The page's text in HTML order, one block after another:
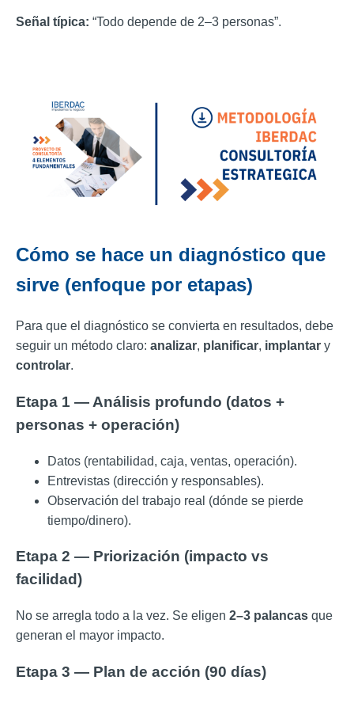
Señal típica: “Todo depende de 2–3 personas”.
Cómo se hace un diagnóstico que
sirve (enfoque por etapas)
Para que el diagnóstico se convierta en resultados, debe
seguir un método claro: analizar, planificar, implantar y
controlar.
Etapa 1 — Análisis profundo (datos +
personas + operación)
Datos (rentabilidad, caja, ventas, operación).
Entrevistas (dirección y responsables).
Observación del trabajo real (dónde se pierde
tiempo/dinero).
Etapa 2 — Priorización (impacto vs
facilidad)
No se arregla todo a la vez. Se eligen 2–3 palancas que
generan el mayor impacto.
Etapa 3 — Plan de acción (90 días)